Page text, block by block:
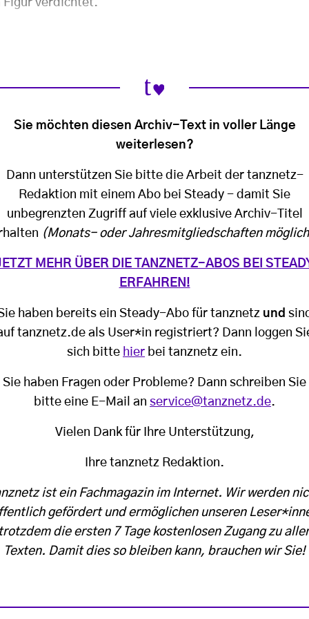
Sie möchten diesen Archiv-Text in voller Länge
weiterlesen?
Dann unterstützen Sie bitte die Arbeit der tanznetz-
Redaktion mit einem Abo bei Steady - damit Sie
unbegrenzten Zugriff auf viele exklusive Archiv-Titel
(Monats- oder Jahresmitgliedschaften
MEHR ÜBER DIE TANZNETZ-ABOS BEI
ERFAHREN!
haben bereits ein Steady-Abo für tanznetz und
tanznetz.de als User*in registriert? Dann loggen
sich bitte hier bei tanznetz ein.
Sie haben Fragen oder Probleme? Dann schreiben Sie
bitte eine E-Mail an service@tanznetz.de.
Vielen Dank für Ihre Unterstützung,
Ihre tanznetz Redaktion.
ist ein Fachmagazin im Internet. Wir werden
gefördert und ermöglichen unseren
die ersten 7 Tage kostenlosen Zugang zu
Texten. Damit dies so bleiben kann, brauchen wir Sie!